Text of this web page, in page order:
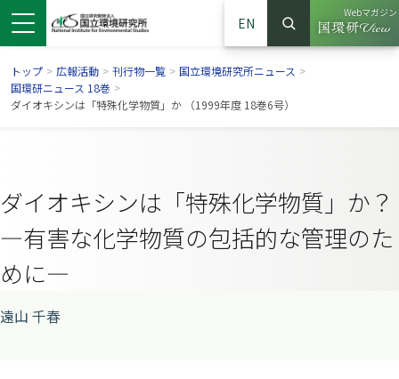
ウで開きます）
ンドウで開きます）
ウインドウで開きます）
EN
サイト内検索
検索
Webマガジン
（別ウイ
トップ > 広報活動 > 刊行物一覧 > 国立環境研究所ニュース >
国環研ニュース 18巻 >
ダイオキシンは「特殊化学物質」か （1999年度 18巻6号）
ダイオキシンは「特殊化学物質」か？
—有害な化学物質の包括的な管理のた
めに—
遠山 千春